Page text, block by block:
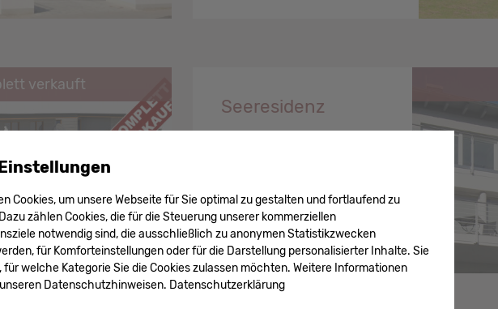
verkauft
Seeresidenz
ZUM PROJEKT
Cookies, um unsere Webseite für Sie optimal zu gestalten und fortlaufend zu
zählen Cookies, die für die Steuerung unserer kommerziellen
notwendig sind, die ausschließlich zu anonymen Statistikzwecken
für Komforteinstellungen oder für die Darstellung personalisierter Inhalte. Sie
welche Kategorie Sie die Cookies zulassen möchten. Weitere Informationen
Datenschutzhinweisen. Datenschutzerklärung